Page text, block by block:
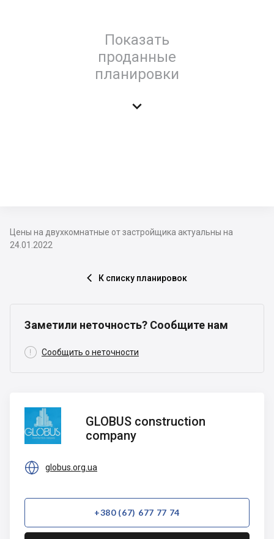
Показать
проданные
планировки

Цены на двухкомнатные от застройщика актуальны на
24.01.2022
 К списку планировок
Заметили неточность? Сообщите нам
 Сообщить о неточности
GLOBUS
construction
company
GLOBUS construction
company
 globus.org.ua
+380 (67) 677 77 74